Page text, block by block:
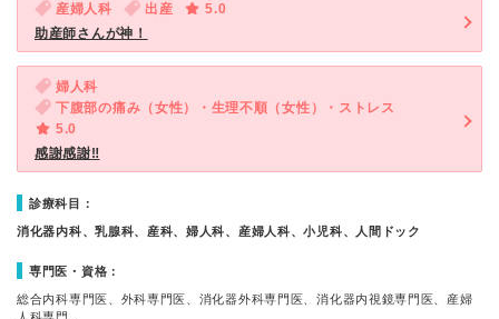
産婦人科 出産
5.0
助産師さんが神！
婦人科
下腹部の痛み（女性）・生理不順（女性）・ストレス
5.0
感謝感謝‼️
診療科目：
消化器内科、乳腺科、産科、婦人科、産婦人科、小児科、人間ドック
専門医・資格：
総合内科専門医、外科専門医、消化器外科専門医、消化器内視鏡専門医、産婦